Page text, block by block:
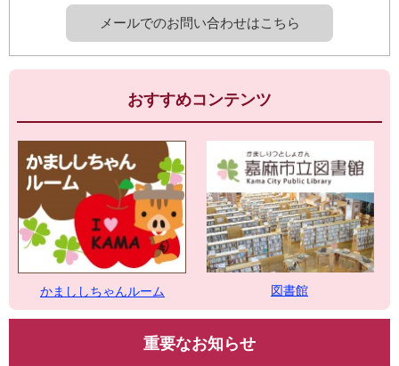
メールでのお問い合わせはこちら
おすすめコンテンツ
かまししちゃんルーム 図書館
重要なお知らせ